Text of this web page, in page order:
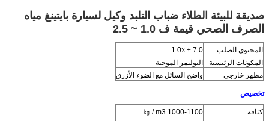
صديقة للبيئة الطلاء ضباب التلبد وكيل لسيارة بايتينغ مياه
الصرف الصحي قيمة ف 1.0 ~ 2.5
المحتوى الصلب
7.0 ± 1.0٪
المكونات الرئيسية
البوليمر الموجبة
مظهر خارجي
واضح السائل مع الضوء الأزرق
تخصيص
كثافة 1000-1100 ㎏ / m3